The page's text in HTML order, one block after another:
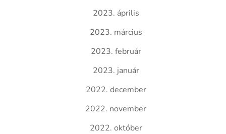
2023. április
2023. március
2023. február
2023. január
2022. december
2022. november
2022. október